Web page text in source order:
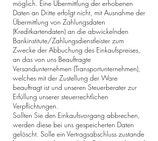
möglich. Eine Übermittlung der erhobenen
Daten an Dritte erfolgt nicht, mit Ausnahme der
Übermittlung von Zahlungsdaten
(Kreditkartendaten) an die abwickelnden
Bankinstitute/Zahlungsdienstleister zum
Zwecke der Abbuchung des Einkaufspreises,
an das von uns Beauftragte
Versandunternehmen (Transportunternehmen),
welches mit der Zustellung der Ware
beauftragt ist und unseren Steuerberater zur
Erfüllung unserer steuerrechtlichen
Verpflichtungen.
Sollten Sie den Einkaufsvorgang abbrechen,
werden diese bei uns gespeicherten Daten
gelöscht. Solle ein Vertragsabschluss zustande